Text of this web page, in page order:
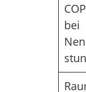
COP
bei